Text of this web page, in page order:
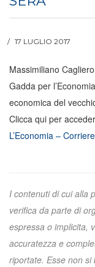
17 LUGLIO 2017
Massimiliano
Gadda per
economica del
Clicca qui per
L’Economia –
I contenuti di cui alla
verifica da parte di
espressa o implicita,
accuratezza e
riportate. Esse non